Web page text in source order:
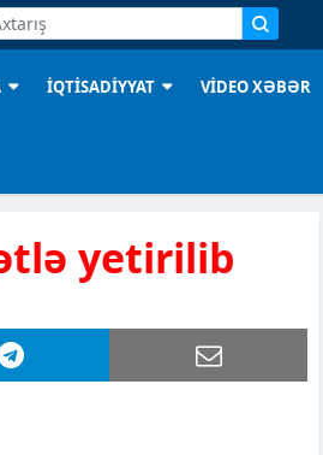
İQTİSADİYYAT VİDEO XƏBƏR
yetirilib